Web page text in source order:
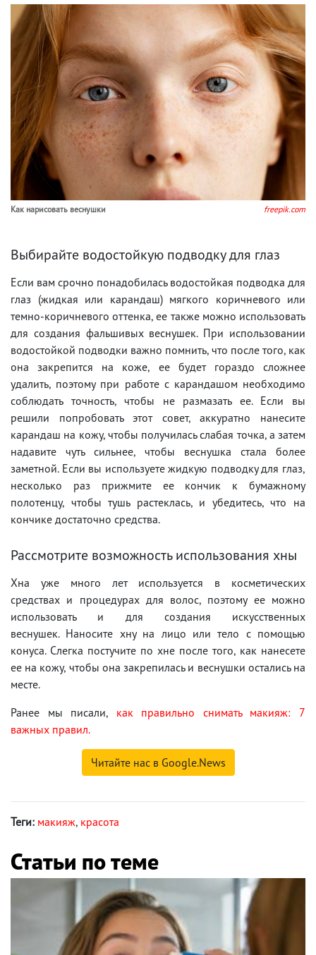
Как нарисовать веснушки freepik.com
Выбирайте водостойкую подводку для глаз
Если вам срочно понадобилась водостойкая подводка для
глаз (жидкая или карандаш) мягкого коричневого или
темно-коричневого оттенка, ее также можно использовать
для создания фальшивых веснушек. При использовании
водостойкой подводки важно помнить, что после того, как
она закрепится на коже, ее будет гораздо сложнее
удалить, поэтому при работе с карандашом необходимо
соблюдать точность, чтобы не размазать ее. Если вы
решили попробовать этот совет, аккуратно нанесите
карандаш на кожу, чтобы получилась слабая точка, а затем
надавите чуть сильнее, чтобы веснушка стала более
заметной. Если вы используете жидкую подводку для глаз,
несколько раз прижмите ее кончик к бумажному
полотенцу, чтобы тушь растеклась, и убедитесь, что на
кончике достаточно средства.
Рассмотрите возможность использования хны
Хна уже много лет используется в косметических
средствах и процедурах для волос, поэтому ее можно
использовать и для создания искусственных
веснушек. Наносите хну на лицо или тело с помощью
конуса. Слегка постучите по хне после того, как нанесете
ее на кожу, чтобы она закрепилась и веснушки остались на
месте.
Ранее мы писали, как правильно снимать макияж: 7
важных правил.
Читайте нас в Google.News
Теги: макияж, красота
Статьи по теме